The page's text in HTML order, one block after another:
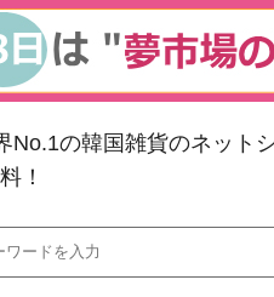
No.1の韓国雑貨のネット
！